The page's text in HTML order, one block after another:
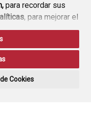
para recordar sus
, para mejorar el
todas”
pulsa el botón
técnicas
Cookies